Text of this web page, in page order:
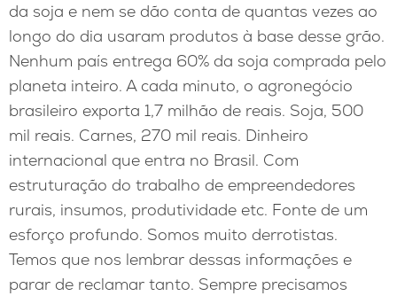
da soja e nem se dão conta de quantas vezes ao
longo do dia usaram produtos à base desse grão.
Nenhum país entrega 60% da soja comprada pelo
planeta inteiro. A cada minuto, o agronegócio
brasileiro exporta 1,7 milhão de reais. Soja, 500
mil reais. Carnes, 270 mil reais. Dinheiro
internacional que entra no Brasil. Com
estruturação do trabalho de empreendedores
rurais, insumos, produtividade etc. Fonte de um
esforço profundo. Somos muito derrotistas.
Temos que nos lembrar dessas informações e
parar de reclamar tanto. Sempre precisamos